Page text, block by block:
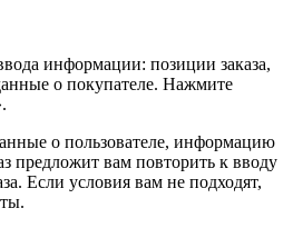
информации: позиции заказа,
о покупателе. Нажмите
о пользователе, информацию
предложит вам повторить к вводу
Если условия вам не подходят,